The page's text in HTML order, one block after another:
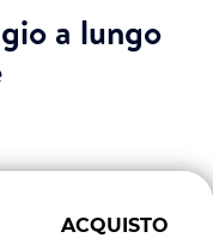
a lungo
ACQUISTO